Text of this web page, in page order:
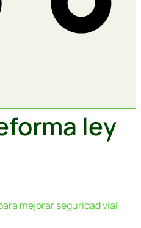
ley
mejorar seguridad vial